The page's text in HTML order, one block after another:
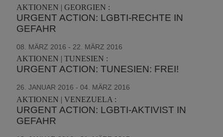
AKTIONEN | GEORGIEN :
URGENT ACTION: LGBTI-RECHTE IN
GEFAHR
08. MÄRZ 2016 - 22. MÄRZ 2016
AKTIONEN | TUNESIEN :
URGENT ACTION: TUNESIEN: FREI!
26. JANUAR 2016 - 04. MÄRZ 2016
AKTIONEN | VENEZUELA :
URGENT ACTION: LGBTI-AKTIVIST IN
GEFAHR